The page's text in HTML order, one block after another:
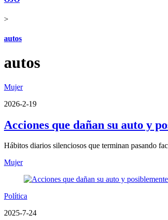
>
autos
autos
Mujer
2026-2-19
Acciones que dañan su auto y
Hábitos diarios silenciosos que terminan pasando
Mujer
Política
2025-7-24